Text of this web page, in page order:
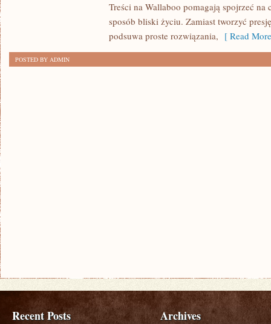
MALUSZKATreści na Wallaboo pomagają spojrzeć
sposób bliski życiu. Zamiast tworzyć
podsuwa proste rozwiązania, [ Read
POSTED BY ADMIN
Recent Posts Archives